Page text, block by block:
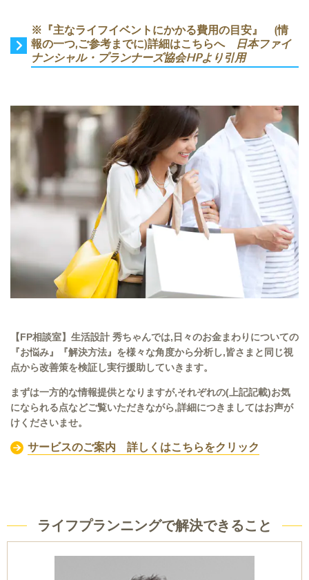
※『主なライフイベントにかかる費用の目安』 (情
報の一つ,ご参考までに)詳細はこちらへ
日本ファイ
ナンシャル・プランナーズ協会HPより引用
【FP相談室】生活設計 秀ちゃんでは,日々のお金まわりについての
『お悩み』『解決方法』を様々な角度から分析し,皆さまと同じ視
点から改善策を検証し実行援助していきます。
まずは一方的な情報提供となりますが,それぞれの(上記記載)お気
になられる点などご覧いただきながら,詳細につきましてはお声が
けくださいませ。
サービスのご案内 詳しくはこちらをクリック
ライフプランニングで解決できること